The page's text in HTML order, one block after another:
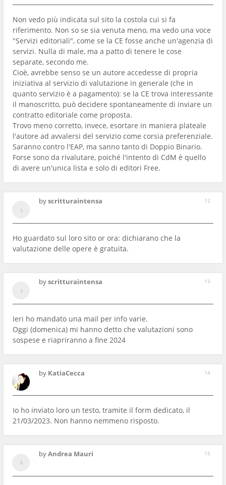
Non vedo più indicata sul sito la costola cui si fa
riferimento. Non so se sia venuta meno, ma vedo una voce
"Servizi editoriali", come se la CE fosse anche un'agenzia di
servizi. Nulla di male, ma a patto di tenere le cose
separate, secondo me.
Cioè, avrebbe senso se un autore accedesse di propria
iniziativa al servizio di valutazione in generale (che in
quanto servizio è a pagamento): se la CE trova interessante
il manoscritto, può decidere spontaneamente di inviare un
contratto editoriale come proposta.
Trovo meno corretto, invece, esortare in maniera plateale
l'autore ad avvalersi del servizio come corsia preferenziale.
Saranno contro l'EAP, ma sanno tanto di Doppio Binario.
Forse sono da rivalutare, poiché l'intento di CdM è quello
di avere un'unica lista e solo di editori Free.
12
byscritturaintensa
Ho guardato sul loro sito or ora: dichiarano che la
valutazione delle opere è gratuita.
13
byscritturaintensa
Ieri ho mandato una mail per info varie.
Oggi (domenica) mi hanno detto che valutazioni sono
sospese e riapriranno a fine 2024
14
by KatiaCecca
Io ho inviato loro un testo, tramite il form dedicato, il
21/03/2023. Non hanno nemmeno risposto.
15
byAndrea Mauri